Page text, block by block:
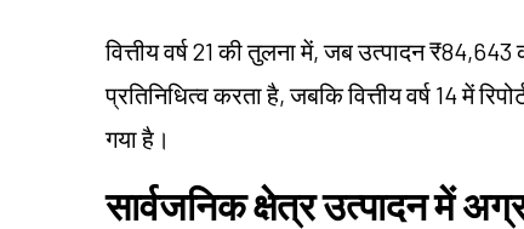
वित्तीय वर्ष 21 की तुलना में, जब उत्पादन
प्रतिनिधित्व करता है, जबकि वित्तीय वर्ष 14 में
गया है।
सार्वजनिक क्षेत्र उत्पादन में